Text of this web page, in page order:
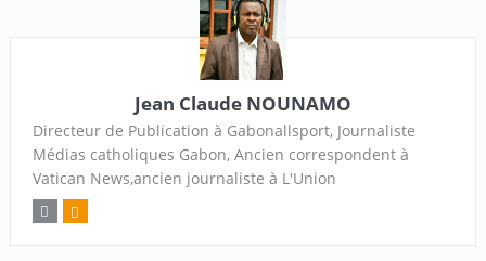
Jean Claude NOUNAMO
Directeur de Publication à Gabonallsport, Journaliste
Médias catholiques Gabon, Ancien correspondent à
Vatican News,ancien journaliste à L'Union